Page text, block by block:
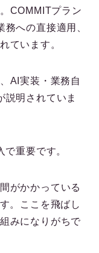
COMMITプラン
への直接適用、
ています。
AI実装・業務自
説明されていま
重要です。
がかかっている
。ここを飛ばし
みになりがちで